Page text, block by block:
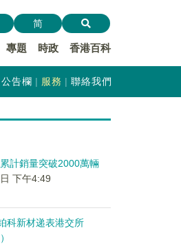
專題 時政 香港百科
简
告欄 服務 聯絡我們
計銷量突破2000萬輛
下午4:49
科新材递表港交所